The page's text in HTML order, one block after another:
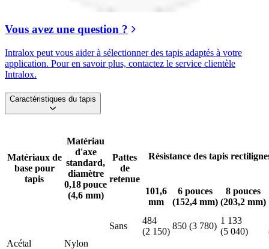
Vous avez une question ?
Intralox peut vous aider à sélectionner des tapis adaptés à votre
application. Pour en savoir plus, contactez le service clientèle
Intralox.
Caractéristiques du tapis
Matériaux de
base pour
tapis
Matériau
d'axe
standard,
diamètre
0,18 pouce
(4,6 mm)
Pattes
de
retenue
Résistance des tapis
101,6
mm
6 pouces
(152,4 mm)
8 pouces
(203,2 mm)
Acétal Nylon
Sans
484
(2 150)
850 (3 780)
1 133
(5 040)